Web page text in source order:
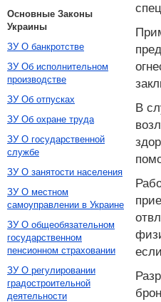
В
Основные Законы
Украины
ЗУ О банкротстве
ЗУ Об исполнительном
производстве
ЗУ Об отпусках
ЗУ Об охране труда
ЗУ О государственной
службе
ЗУ О занятости населения
ЗУ О местном
самоуправлении в Украине
ЗУ О общеобязательном
государственном
пенсионном страховании
ЗУ О регулировании
градостроительной
деятельности